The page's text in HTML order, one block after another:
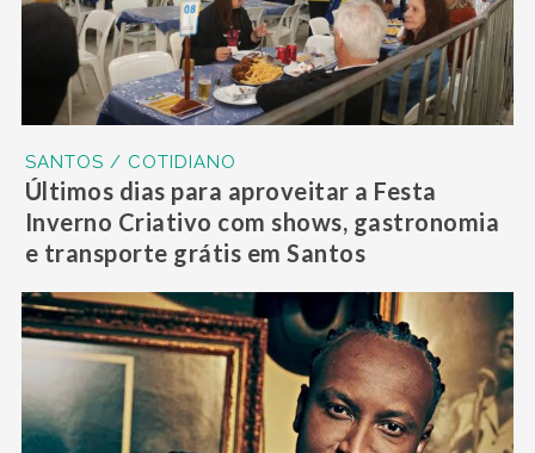
SANTOS / COTIDIANO
Últimos dias para aproveitar a Festa
Inverno Criativo com shows, gastronomia
e transporte grátis em Santos